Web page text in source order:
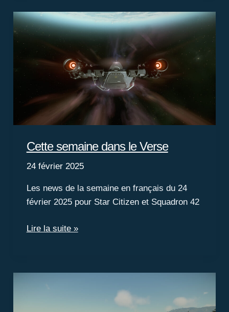
la
roadmap,
Star
Citizen
4.1
en
ligne
mire
Cette semaine dans le Verse
24 février 2025
Les news de la semaine en français du 24
février 2025 pour Star Citizen et Squadron 42
Cette
Verse
Lire la suite »